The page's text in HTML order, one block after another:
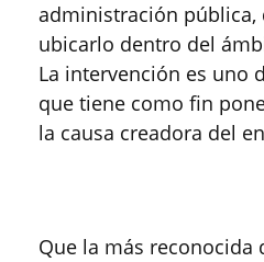
administración pública,
ubicarlo dentro del
La intervención es uno
que tiene como fin
la causa creadora del
Que la más reconocida